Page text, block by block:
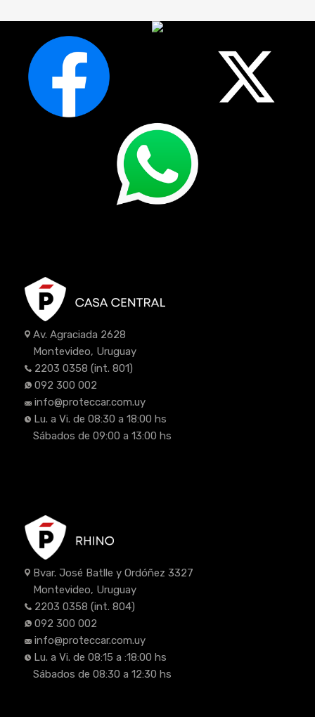
Av. Agraciada 2628
Montevideo, Uruguay
2203 0358 (int. 801)
092 300 002
info@proteccar.com.uy
Lu. a Vi. de 08:30 a 18:00 hs
Sábados de 09:00 a 13:00 hs
Bvar. José Batlle y Ordóñez 3327
Montevideo, Uruguay
2203 0358 (int. 804)
092 300 002
info@proteccar.com.uy
Lu. a Vi. de 08:15 a :18:00 hs
Sábados de 08:30 a 12:30 hs